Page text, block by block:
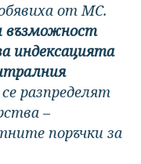
от МС.
възможност
индексацията
разпределят
–
поръчки за